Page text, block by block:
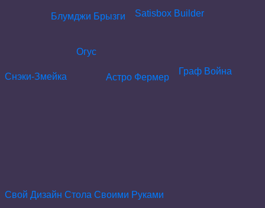
Блумджи Брызги Satisbox Builder
Снэки-Змейка
Огус
Астро Фермер
Граф Война
Свой Дизайн Стола Своими Руками